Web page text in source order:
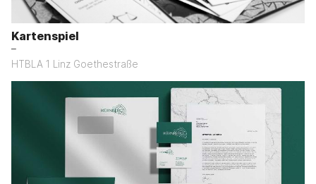
Kartenspiel
–
HTBLA 1 Linz Goethestraße